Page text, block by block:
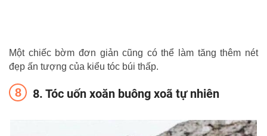
Một chiếc bờm đơn giản cũng có thể làm tăng thêm nét
đẹp ấn tượng của kiểu tóc búi thấp.
8. Tóc uốn xoăn buông xoã tự nhiên